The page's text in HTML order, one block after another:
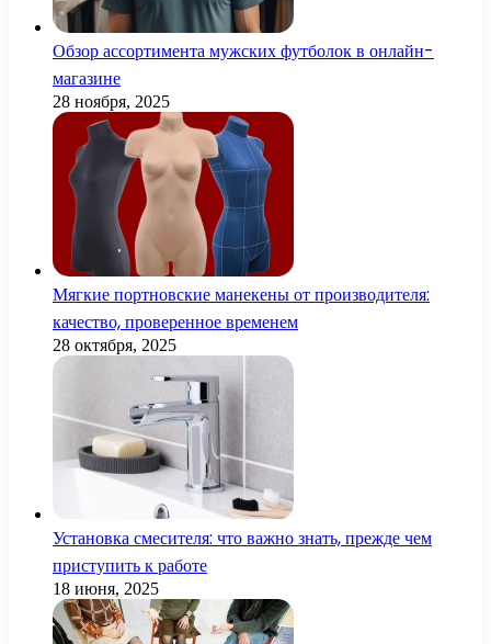
Обзор ассортимента мужских футболок в онлайн-
магазине
28 ноября, 2025
Мягкие портновские манекены от производителя:
качество, проверенное временем
28 октября, 2025
Установка смесителя: что важно знать, прежде чем
приступить к работе
18 июня, 2025